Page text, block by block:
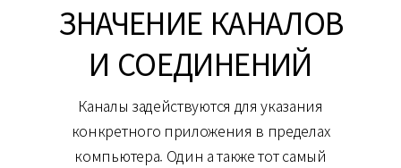
ЗНАЧЕНИЕ КАНАЛОВ
И СОЕДИНЕНИЙ
Каналы задействуются для указания
конкретного приложения в пределах
компьютера. Один а также тот самый